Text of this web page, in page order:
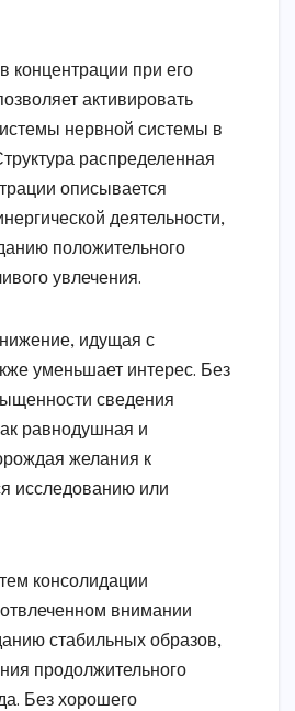
концентрации при его
активировать
нервной системы в
распределенная
описывается
деятельности,
положительного
увлечения.
идущая с
уменьшает интерес. Без
сведения
равнодушная и
желания к
исследованию или
консолидации
внимании
стабильных образов,
продолжительного
Без хорошего